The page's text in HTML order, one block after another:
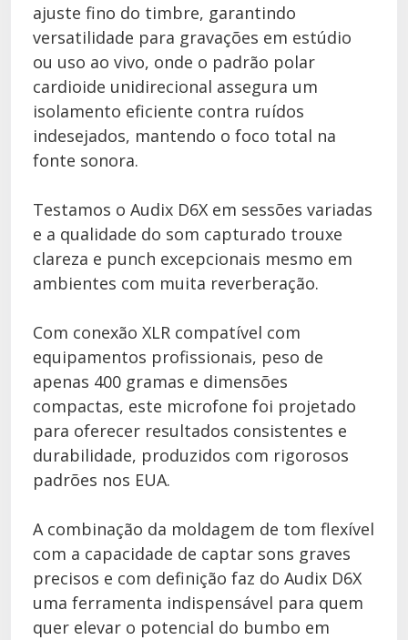
ajuste fino do timbre, garantindo
versatilidade para gravações em estúdio
ou uso ao vivo, onde o padrão polar
cardioide unidirecional assegura um
isolamento eficiente contra ruídos
indesejados, mantendo o foco total na
fonte sonora.
Testamos o Audix D6X em sessões variadas
e a qualidade do som capturado trouxe
clareza e punch excepcionais mesmo em
ambientes com muita reverberação.
Com conexão XLR compatível com
equipamentos profissionais, peso de
apenas 400 gramas e dimensões
compactas, este microfone foi projetado
para oferecer resultados consistentes e
durabilidade, produzidos com rigorosos
padrões nos EUA.
A combinação da moldagem de tom flexível
com a capacidade de captar sons graves
precisos e com definição faz do Audix D6X
uma ferramenta indispensável para quem
quer elevar o potencial do bumbo em